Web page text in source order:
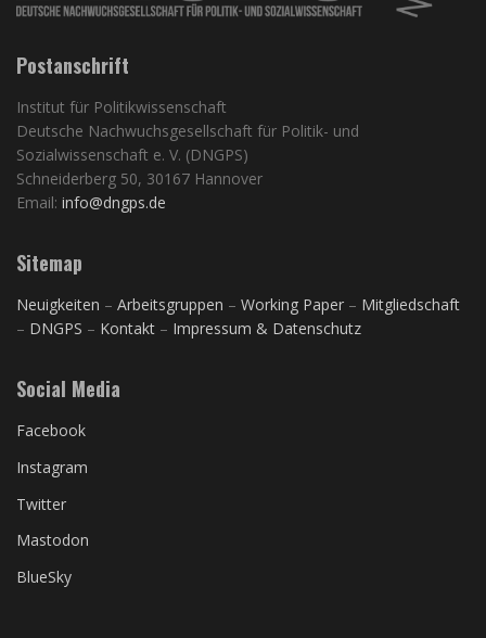
Postanschrift
Institut für Politikwissenschaft
Deutsche Nachwuchsgesellschaft für Politik- und
Sozialwissenschaft e. V. (DNGPS)
Schneiderberg 50, 30167 Hannover
Email: info@dngps.de
Sitemap
Neuigkeiten – Arbeitsgruppen – Working Paper – Mitgliedschaft
– DNGPS – Kontakt – Impressum & Datenschutz
Social Media
Facebook
Instagram
Twitter
Mastodon
BlueSky